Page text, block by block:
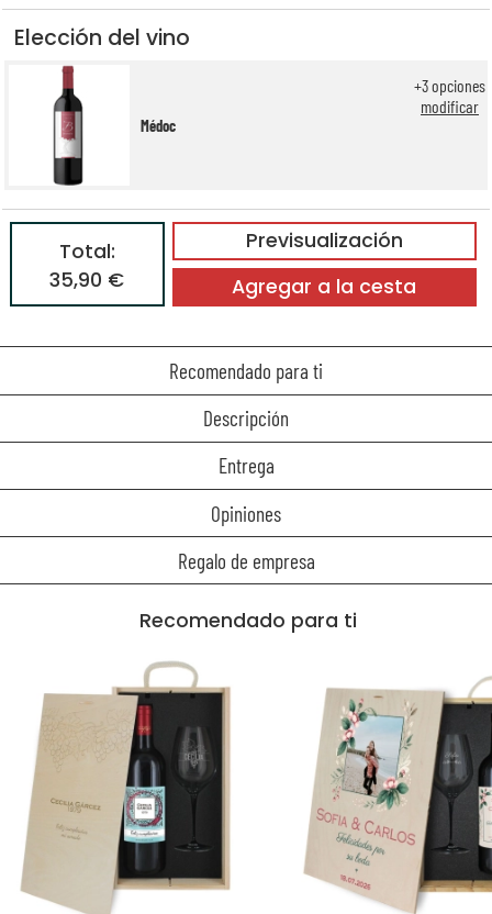
Elección del vino
Médoc
+3opciones
modificar
Previsualización
Total:
35,90 €
Agregar a la cesta
Recomendado para ti
Descripción
Entrega
Opiniones
Regalo de empresa
Recomendado para ti